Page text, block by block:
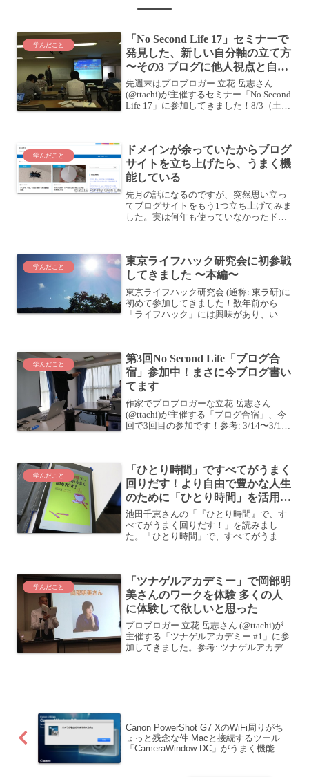
学んだこと
「No Second Life 17」セミナーで
発見した、新しい自分軸の立て方
〜その3 ブログに他人視点と自分
視点を入れる〜
先週末はプロブロガー 立花 岳志さん
(@ttachi)が主催するセミナー「No Second
Life 17」に参加してきました！8/3（土）
学んだこと
ドメインが余っていたからブログ
サイトを立ち上げたら、うまく機
能している
先月の話になるのですが、突然思い立っ
てブログサイトをもう1つ立ち上げてみま
した。実は何年も使っていなかったドメ
か、だなんて、なんとブ...
学んだこと
東京ライフハック研究会に初参戦
してきました 〜本編〜
東京ライフハック研究会 (通称: 東ラ研)に
初めて参加してきました！数年前から
「ライフハック」には興味があり、いつ
ゼン大会」...
学んだこと
第3回No Second Life「ブログ合
宿」参加中！まさに今ブログ書い
てます
作家でプロブロガーな立花 岳志さん
(@ttachi)が主催する「ブログ合宿」、今
回で3回目の参加です！参考: 3/14〜3/15
学んだこと
「ひとり時間」ですべてがうまく
回りだす！より自由で豊かな人生
のために「ひとり時間」を活用し
よう
池田千恵さんの「『ひとり時間』で、す
べてがうまく回りだす！」を読みまし
た。「ひとり時間」で、すべてがうまく
学んだこと
「ツナゲルアカデミー」で岡部明
美さんのワークを体験 多くの人
に体験して欲しいと思った
プロブロガー 立花 岳志さん (@ttachi)が
主催する「ツナゲルアカデミー #1」に参
加してきました。参考: ツナゲルアカデミ
Canon PowerShot G7 XのWiFi周りがち
ょっと残念な件 Macと接続するツール
「CameraWindow DC」がうまく機能し